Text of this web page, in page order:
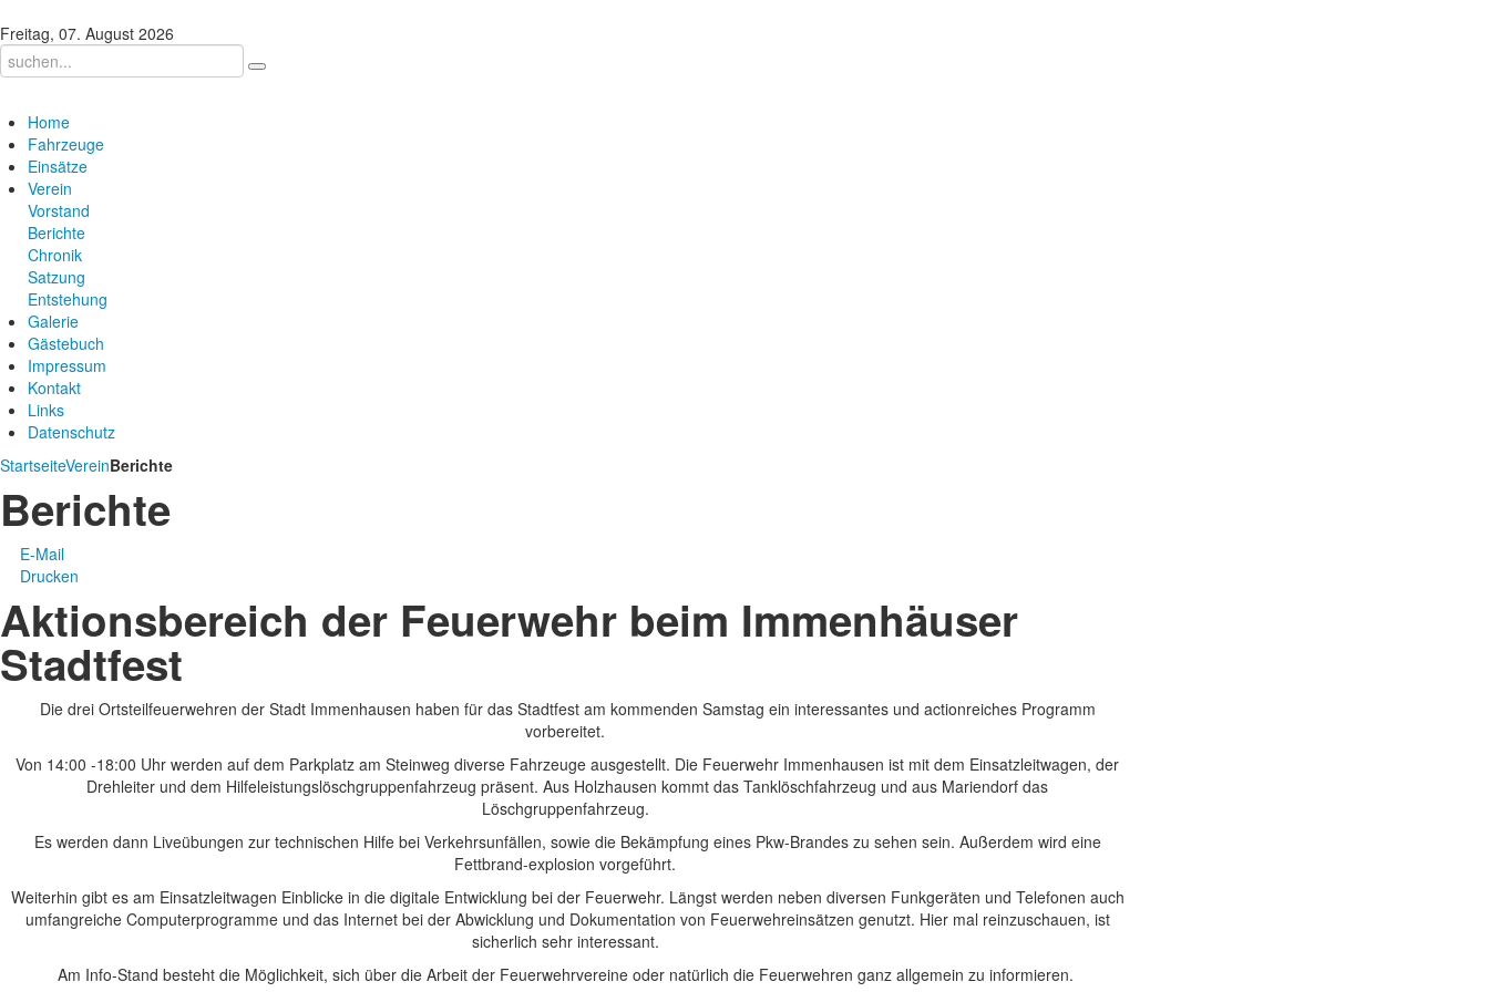
Freitag, 07. August 2026
Home
Fahrzeuge
Einsätze
Verein
Vorstand
Berichte
Chronik
Satzung
Entstehung
Galerie
Gästebuch
Impressum
Kontakt
Links
Datenschutz
StartseiteVereinBerichte
Berichte
E-Mail
Drucken
Aktionsbereich der Feuerwehr beim Immenhäuser
Stadtfest
Die drei Ortsteilfeuerwehren der Stadt Immenhausen haben für das Stadtfest am kommenden Samstag ein interessantes und actionreiches Programm
vorbereitet.
Von 14:00 -18:00 Uhr werden auf dem Parkplatz am Steinweg diverse Fahrzeuge ausgestellt. Die Feuerwehr Immenhausen ist mit dem Einsatzleitwagen, der
Drehleiter und dem Hilfeleistungslöschgruppenfahrzeug präsent. Aus Holzhausen kommt das Tanklöschfahrzeug und aus Mariendorf das
Löschgruppenfahrzeug.
Es werden dann Liveübungen zur technischen Hilfe bei Verkehrsunfällen, sowie die Bekämpfung eines Pkw-Brandes zu sehen sein. Außerdem wird eine
Fettbrand-explosion vorgeführt.
Weiterhin gibt es am Einsatzleitwagen Einblicke in die digitale Entwicklung bei der Feuerwehr. Längst werden neben diversen Funkgeräten und Telefonen auch
umfangreiche Computerprogramme und das Internet bei der Abwicklung und Dokumentation von Feuerwehreinsätzen genutzt. Hier mal reinzuschauen, ist
sicherlich sehr interessant.
Am Info-Stand besteht die Möglichkeit, sich über die Arbeit der Feuerwehrvereine oder natürlich die Feuerwehren ganz allgemein zu informieren.